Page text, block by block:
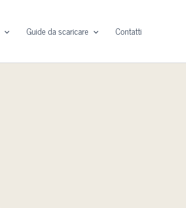
Guide da scaricare Contatti